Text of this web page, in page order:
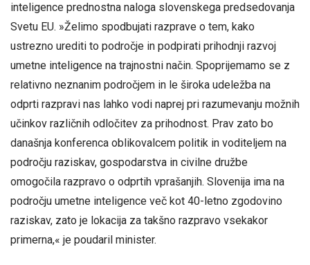
inteligence prednostna naloga slovenskega predsedovanja
Svetu EU. »Želimo spodbujati razprave o tem, kako
ustrezno urediti to področje in podpirati prihodnji razvoj
umetne inteligence na trajnostni način. Spoprijemamo se z
relativno neznanim področjem in le široka udeležba na
odprti razpravi nas lahko vodi naprej pri razumevanju možnih
učinkov različnih odločitev za prihodnost. Prav zato bo
današnja konferenca oblikovalcem politik in voditeljem na
področju raziskav, gospodarstva in civilne družbe
omogočila razpravo o odprtih vprašanjih. Slovenija ima na
področju umetne inteligence več kot 40-letno zgodovino
raziskav, zato je lokacija za takšno razpravo vsekakor
primerna,« je poudaril minister.